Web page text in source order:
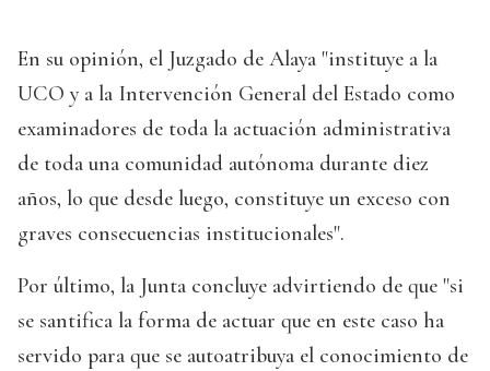
En su opinión, el Juzgado de Alaya "instituye a la
UCO y a la Intervención General del Estado como
examinadores de toda la actuación administrativa
de toda una comunidad autónoma durante diez
años, lo que desde luego, constituye un exceso con
graves consecuencias institucionales".
Por último, la Junta concluye advirtiendo de que "si
se santifica la forma de actuar que en este caso ha
servido para que se autoatribuya el conocimiento de